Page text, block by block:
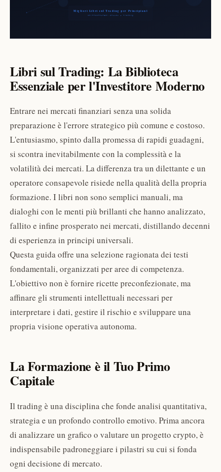
Libri sul Trading: La Biblioteca
Essenziale per l'Investitore Moderno
Entrare nei mercati finanziari senza una solida
preparazione è l'errore strategico più comune e costoso.
L'entusiasmo, spinto dalla promessa di rapidi guadagni,
si scontra inevitabilmente con la complessità e la
volatilità dei mercati. La differenza tra un dilettante e un
operatore consapevole risiede nella qualità della propria
formazione. I libri non sono semplici manuali, ma
dialoghi con le menti più brillanti che hanno analizzato,
fallito e infine prosperato nei mercati, distillando decenni
di esperienza in principi universali.
Questa guida offre una selezione ragionata dei testi
fondamentali, organizzati per aree di competenza.
L'obiettivo non è fornire ricette preconfezionate, ma
affinare gli strumenti intellettuali necessari per
interpretare i dati, gestire il rischio e sviluppare una
propria visione operativa autonoma.
La Formazione è il Tuo Primo
Capitale
Il trading è una disciplina che fonde analisi quantitativa,
strategia e un profondo controllo emotivo. Prima ancora
di analizzare un grafico o valutare un progetto crypto, è
indispensabile padroneggiare i pilastri su cui si fonda
ogni decisione di mercato.